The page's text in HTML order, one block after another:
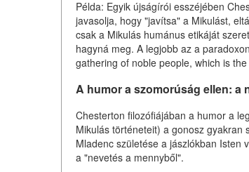
Példa: Egyik újságírói esszéjében
javasolja, hogy "javítsa" a Mikulást,
csak a Mikulás humánus etikáját
hagyná meg. A legjobb az a
gathering of noble people, which is
A humor a szomorúság ellen: a
Chesterton filozófiájában a humor a
Mikulás történeteit) a gonosz gyakran
Mladenc születése a jászlókban Isten
a "nevetés a mennyből".